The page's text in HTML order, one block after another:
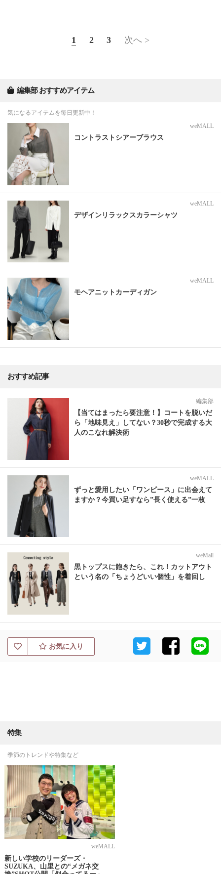
1 2 3 次へ >
編集部 おすすめアイテム
気になるアイテムを毎日更新中！
weMALL
コントラストシアーブラウス
weMALL
デザインリラックスカラーシャツ
weMALL
モヘアニットカーディガン
おすすめ記事
編集部
【当てはまったら要注意！】コートを脱いだ
ら「地味見え」してない？30秒で完成する大
人のこなれ解決術
weMALL
ずっと愛用したい「ワンピース」に出会えて
ますか？今買い足すなら”長く使える”一枚
weMall
黒トップスに飽きたら、これ！カットアウト
という名の「ちょうどいい個性」を着回し
お気に入り
特集
季節のトレンドや特集など
weMALL
新しい学校のリーダーズ・
SUZUKA、山里との“メガネ交